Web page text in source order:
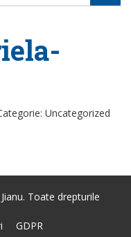
Uncategorized
Toate drepturile
GDPR